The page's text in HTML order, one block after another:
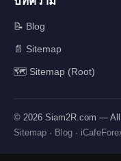
📝 Blog
📄 Sitemap
🗺️ Sitemap (Root)
© 2026 Siam2R.com — All
Sitemap · Blog ·